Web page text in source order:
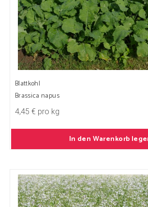
Blattkohl
Brassica napus
4,45 € pro kg
In den Warenkorb